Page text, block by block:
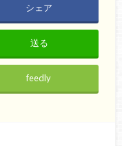
シェア
送る
feedly